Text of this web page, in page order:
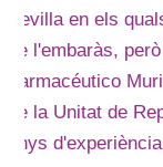
Sevilla en els
de l'embaràs,
Farmacéutico
de la Unitat de
anys